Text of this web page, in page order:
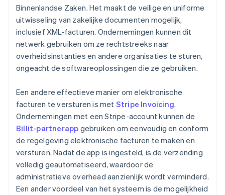
Binnenlandse Zaken. Het maakt de veilige en uniforme
uitwisseling van zakelijke documenten mogelijk,
inclusief XML-facturen. Ondernemingen kunnen dit
netwerk gebruiken om ze rechtstreeks naar
overheidsinstanties en andere organisaties te sturen,
ongeacht de softwareoplossingen die ze gebruiken.
Een andere effectieve manier om elektronische
facturen te versturen is met Stripe Invoicing.
Ondernemingen met een Stripe-account kunnen de
Billit-partnerapp gebruiken om eenvoudig en conform
de regelgeving elektronische facturen te maken en
versturen. Nadat de app is ingesteld, is de verzending
volledig geautomatiseerd, waardoor de
administratieve overhead aanzienlijk wordt verminderd.
Een ander voordeel van het systeem is de mogelijkheid